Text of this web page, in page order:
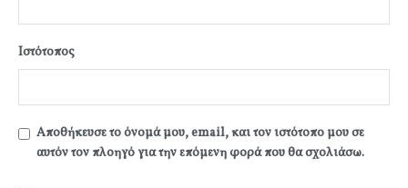
Ιστότοπος
Αποθήκευσε το όνομά μου, email, και τον ιστότοπο μου σε
αυτόν τον πλοηγό για την επόμενη φορά που θα σχολιάσω.